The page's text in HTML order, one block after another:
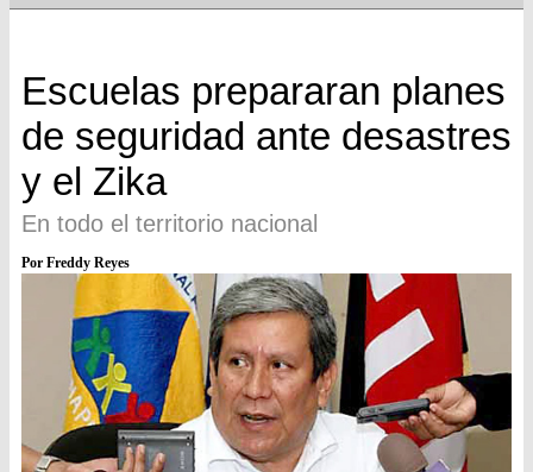
Escuelas prepararan planes
de seguridad ante desastres
y el Zika
En todo el territorio nacional
Por Freddy Reyes